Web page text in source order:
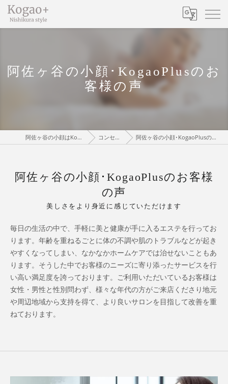
阿佐ヶ谷の小顔･KogaoPlusのお
客様の声
阿佐ヶ谷の小顔はKogaoPlus コンセプト 阿佐ヶ谷の小顔･KogaoPlusのお客様の声
美しさをより身近に感じていただけます
阿佐ヶ谷の小顔･KogaoPlusのお客様
の声
毎日の生活の中で、手軽に美と健康が手に入るエステを行ってお
ります。年齢を重ねるごとに体の不調や肌のトラブルなどが起き
やすくなってしまい、なかなかホームケアでは治せないこともあ
ります。そうした中でお客様のニーズに寄り添ったサービスを行
い高い満足度を誇っております。ご利用いただいているお客様は
女性・男性と性別問わず、様々な年代の方がご来店くださり地元
や周辺地域から支持を得て、より良いサロンを目指して改善を重
ねております。